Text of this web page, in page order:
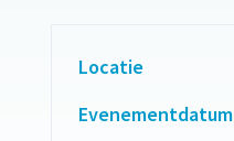
Locatie
Evenementdatum